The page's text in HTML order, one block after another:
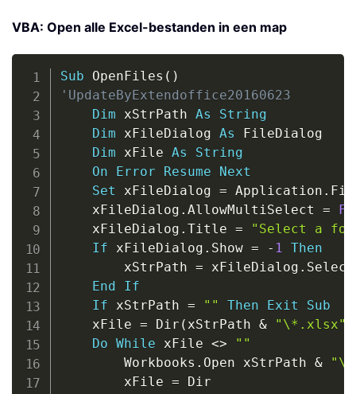
VBA: Open alle Excel-bestanden in een map
Sub OpenFiles ( )
'UpdateByExtendoffice20160623
Dim xStrPath As
String
Dim xFileDialog As FileDialog
Dim xFile As
String
On
Error Resume
Next
Set xFileDialog = Application .
    xFileDialog
. AllowMultiSelect =
    xFileDialog
. Title =
"Select a
If xFileDialog . Show = - 1 Then
        xStrPath
= xFileDialog .
End
If
If xStrPath = "" Then Exit
Sub
    xFile
= Dir ( xStrPath & "\*.xlsx"
Do While xFile <>
""
        Workbooks
. Open xStrPath &
"\"
        xFile
= Dir